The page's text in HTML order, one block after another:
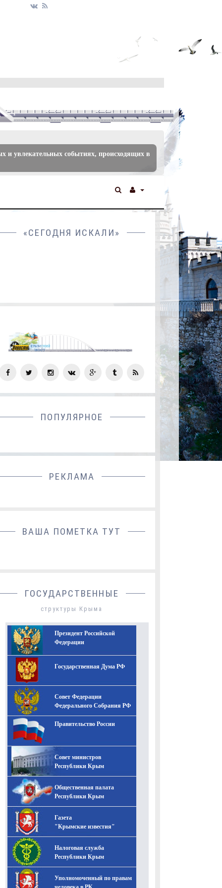
и увлекательных событиях, происходящих в
«СЕГОДНЯ ИСКАЛИ»
СОЦ
СЕТИ
ПОПУЛЯРНОЕ
РЕКЛАМА
ВАША ПОМЕТКА ТУТ
ГОСУДАРСТВЕННЫЕ
структуры Крыма
Президент Российской
Федерации
Государственная Дума РФ
Совет Федерации
Федерального Собрания РФ
Правительство России
Совет министров
Республики Крым
Общественная палата
Республики Крым
Газета
"Крымские известия"
Налоговая служба
Республики Крым
Уполномоченный по правам